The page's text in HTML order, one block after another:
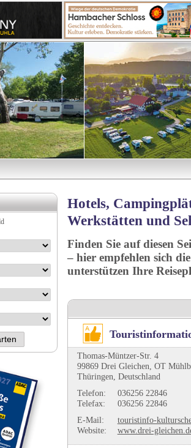
Hotels,
Werkstätten und
Finden Sie auf diesen
– hier empfehlen sich
unterstützen Ihre
Thomas-Müntzer-Str. 4
99869 Drei Gleichen, OT
Thüringen, Deutschland
Telefon:
036256 22846
Telefax:
036256 22846
E-Mail:
touristinfo-
Website:
www.drei-